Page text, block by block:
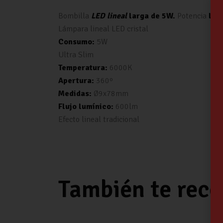
Bombilla LED lineallarga de 5W. Potencia
Lámpara lineal LED cristal
Consumo: 5W
Ultra Slim
Temperatura: 6000K
Apertura: 360º
Medidas: Ø9x78mm
Flujo lumínico: 600lm
Efecto lineal tradicional
También te